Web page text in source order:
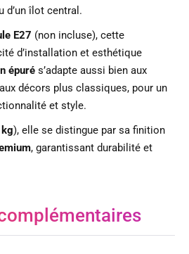
d’un îlot central.
E27 (non incluse), cette
d’installation et esthétique
épuré s’adapte aussi bien aux
décors plus classiques, pour un
et style.
), elle se distingue par sa finition
, garantissant durabilité et